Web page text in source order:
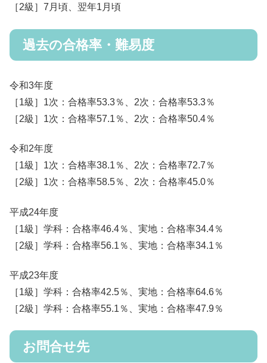
［2級］7月頃、翌年1月頃
過去の合格率・難易度
令和3年度
［1級］1次：合格率53.3％、2次：合格率53.3％
［2級］1次：合格率57.1％、2次：合格率50.4％
令和2年度
［1級］1次：合格率38.1％、2次：合格率72.7％
［2級］1次：合格率58.5％、2次：合格率45.0％
平成24年度
［1級］学科：合格率46.4％、実地：合格率34.4％
［2級］学科：合格率56.1％、実地：合格率34.1％
平成23年度
［1級］学科：合格率42.5％、実地：合格率64.6％
［2級］学科：合格率55.1％、実地：合格率47.9％
お問合せ先